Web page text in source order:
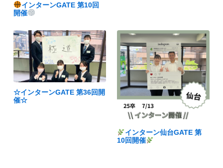
インターンGATE 第10回
開催
☆インターンGATE 第36回開
催☆
インターン仙台GATE 第
10回開催